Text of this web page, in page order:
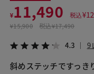
¥11,490 税込¥
¥15,900 税込¥17,490
4.3 9
斜めステッチですっき
LINE